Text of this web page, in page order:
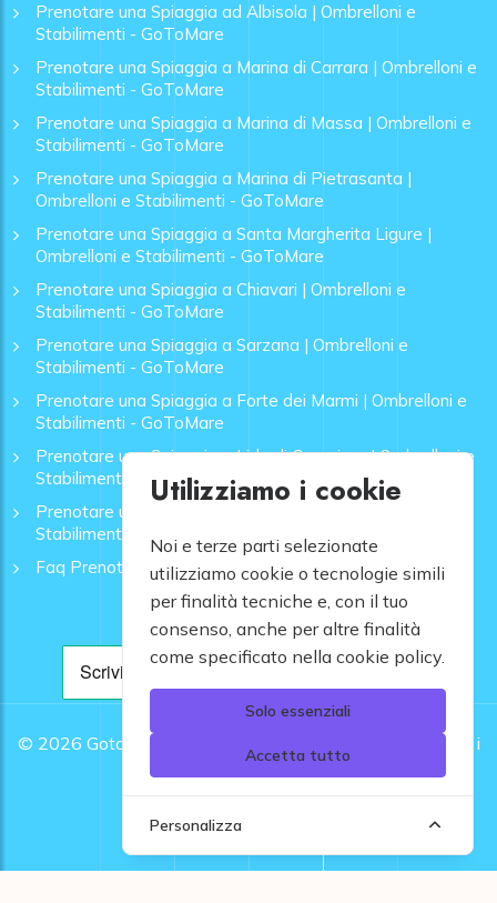
Prenotare una Spiaggia ad Albisola | Ombrelloni e
Stabilimenti - GoToMare
Prenotare una Spiaggia a Marina di Carrara | Ombrelloni e
Stabilimenti - GoToMare
Prenotare una Spiaggia a Marina di Massa | Ombrelloni e
Stabilimenti - GoToMare
Prenotare una Spiaggia a Marina di Pietrasanta |
Ombrelloni e Stabilimenti - GoToMare
Prenotare una Spiaggia a Santa Margherita Ligure |
Ombrelloni e Stabilimenti - GoToMare
Prenotare una Spiaggia a Chiavari | Ombrelloni e
Stabilimenti - GoToMare
Prenotare una Spiaggia a Sarzana | Ombrelloni e
Stabilimenti - GoToMare
Prenotare una Spiaggia a Forte dei Marmi | Ombrelloni e
Stabilimenti - GoToMare
Prenotare una Spiaggia a Lido di Camaiore | Ombrelloni e
Stabilimenti - GoToMare
Prenotare una Spiaggia a Rapallo | Ombrelloni e
Stabilimenti - GoToMare
Faq Prenotazione Spiagge
© 2026 Gotomare srl - Partita IVA 12948810960 .
Tutti i
diritti riservati.
Utilizziamo i cookie
Noi e terze parti selezionate
utilizziamo cookie o tecnologie simili
per finalità tecniche e, con il tuo
consenso, anche per altre finalità
come specificato nella cookie policy.
Solo essenziali
Accetta tutto
Personalizza